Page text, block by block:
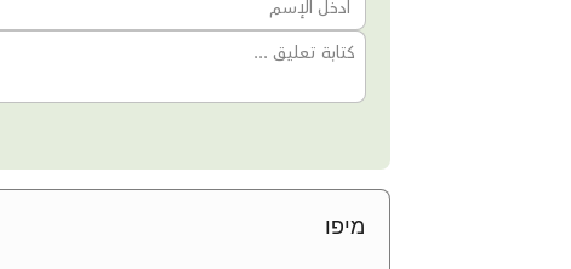
מיפו